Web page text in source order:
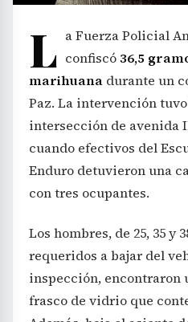
L a Fuerza Policial
confiscó36,5
marihuana durante un
Paz. La intervención
intersección de avenida
cuando efectivos del
Enduro detuvieron una
con tres ocupantes.
Los hombres, de 25, 35 y
requeridos a bajar del
inspección, encontraron
frasco de vidrio que